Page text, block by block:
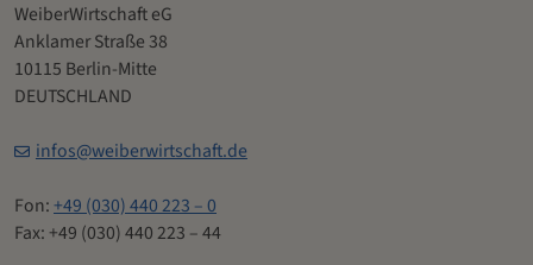
WeiberWirtschaft eG
Anklamer Straße 38
10115 Berlin-Mitte
DEUTSCHLAND
infos@weiberwirtschaft.de
Fon:+49 (030) 440 223 – 0
Fax: +49 (030) 440 223 – 44